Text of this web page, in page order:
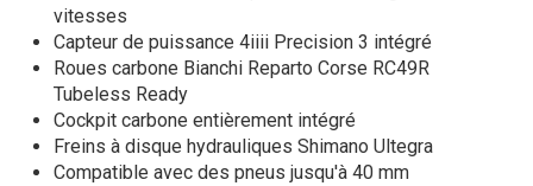
vitesses
Capteur de puissance 4iiii Precision 3 intégré
Roues carbone Bianchi Reparto Corse RC49R
Tubeless Ready
Cockpit carbone entièrement intégré
Freins à disque hydrauliques Shimano Ultegra
Compatible avec des pneus jusqu'à 40 mm